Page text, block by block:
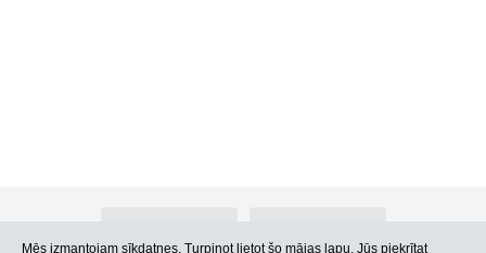
Mēs izmantojam sīkdatnes. Turpinot lietot šo mājas lapu, Jūs piekrītat